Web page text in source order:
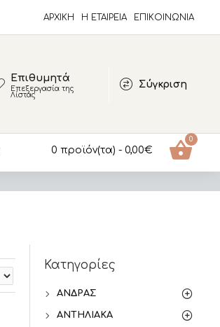
ΑΡΧΙΚΗ Η ΕΤΑΙΡΕΙΑ ΕΠΙΚΟΙΝΩΝΊΑ
Επιθυμητά
Επεξεργασία της
Λίστας
Σύγκριση
0 προϊόν(τα) - 0,00€
0
Κατηγορίες
ΆΝΔΡΑΣ
ΑΝΤΗΛΙΑΚΆ